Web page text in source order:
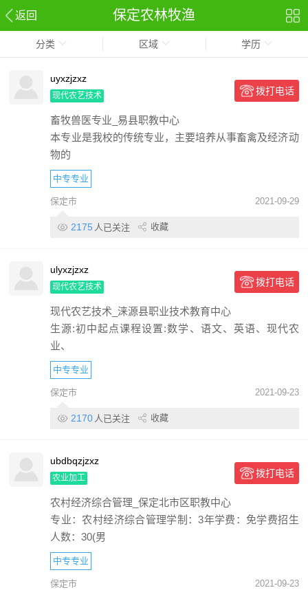
返回 保定农林牧渔
分类 区域 学历
uyxzjzxz
现代农艺技术 拨打电话
畜牧兽医专业_易县职教中心
本专业是我校的传统专业，主要培养从事畜禽及经济动
物的
中专专业
保定市 2021-09-29
2175 人已关注 收藏
ulyxzjzxz
现代农艺技术 拨打电话
现代农艺技术_涞源县职业技术教育中心
生源:初中起点课程设置:数学、语文、英语、现代农
业、
中专专业
保定市 2021-09-23
2170 人已关注 收藏
ubdbqzjzxz
农业加工 拨打电话
农村经济综合管理_保定北市区职教中心
专业：农村经济综合管理学制：3年学费：免学费招生
人数：30(男
中专专业
保定市 2021-09-23